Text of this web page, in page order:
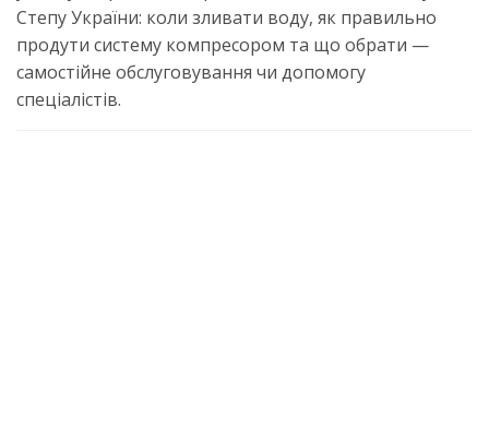
Степу України: коли зливати воду, як правильно
продути систему компресором та що обрати —
самостійне обслуговування чи допомогу
спеціалістів.